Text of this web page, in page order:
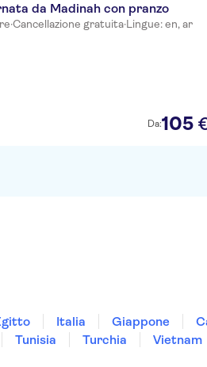
da Madinah con pranzo
·Cancellazione gratuita·Lingue: en, ar
Da:105
Italia Giappone
Tunisia Turchia
Vietnam